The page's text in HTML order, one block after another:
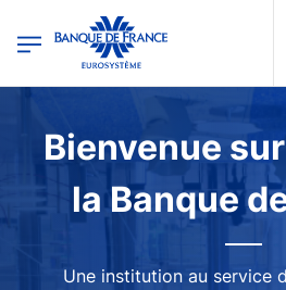
Banque de France - Menu Principal
Bienvenue
la Banque
Une institution au service